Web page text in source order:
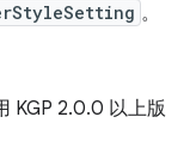
。
KGP 2.0.0 以上版